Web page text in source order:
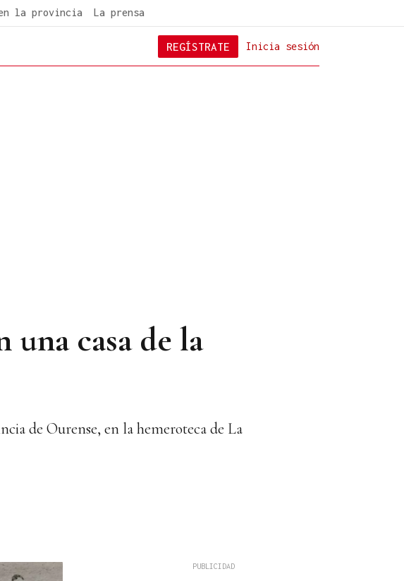
la provincia La prensa
Inicia sesión
REGÍSTRATE
casa de la
de Ourense, en la hemeroteca de La